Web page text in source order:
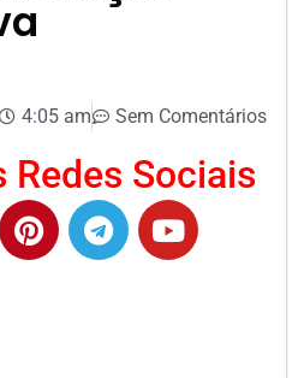
4:05 am Sem Comentários
Redes Sociais